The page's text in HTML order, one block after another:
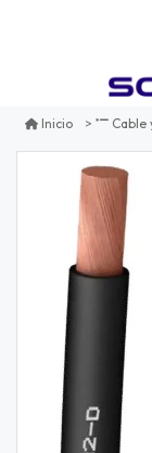
Inicio Cable